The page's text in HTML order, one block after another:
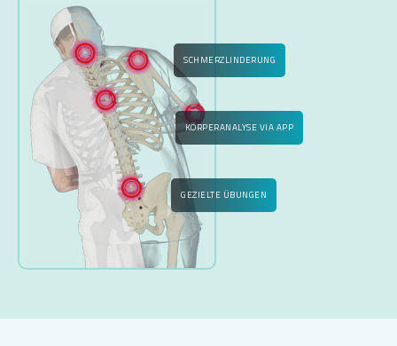
SCHMERZLINDERUNG
KÖRPERANALYSE VIA APP
GEZIELTE ÜBUNGEN